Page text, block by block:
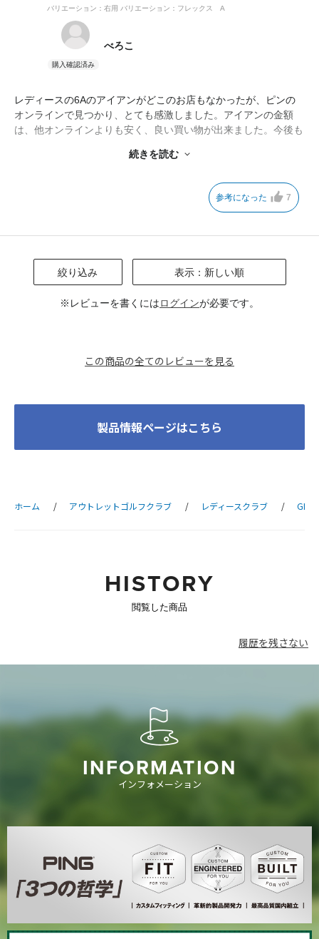
製品情報ページはこちら
バリエーション：右用 バリエーション：フレックス A
べろこ
レディースの6Aのアイアンがどこのお店もなかったが、ピンの
オンラインで見つかり、とても感激しました。アイアンの金額
は、他オンラインよりも安く、良い買い物が出来ました。今後も
ドは飛び、またまた感激です。もっと早く購入すればよかったで
続きを読む
参考になった 7
絞り込み 表示：新しい順
※レビューを書くにはログインが必要です。
この商品の全てのレビューを見る
ホーム アウトレットゴルフクラブ レディースクラブ GLE3
HISTORY
閲覧した商品
履歴を残さない
INFORMATION
インフォメーション